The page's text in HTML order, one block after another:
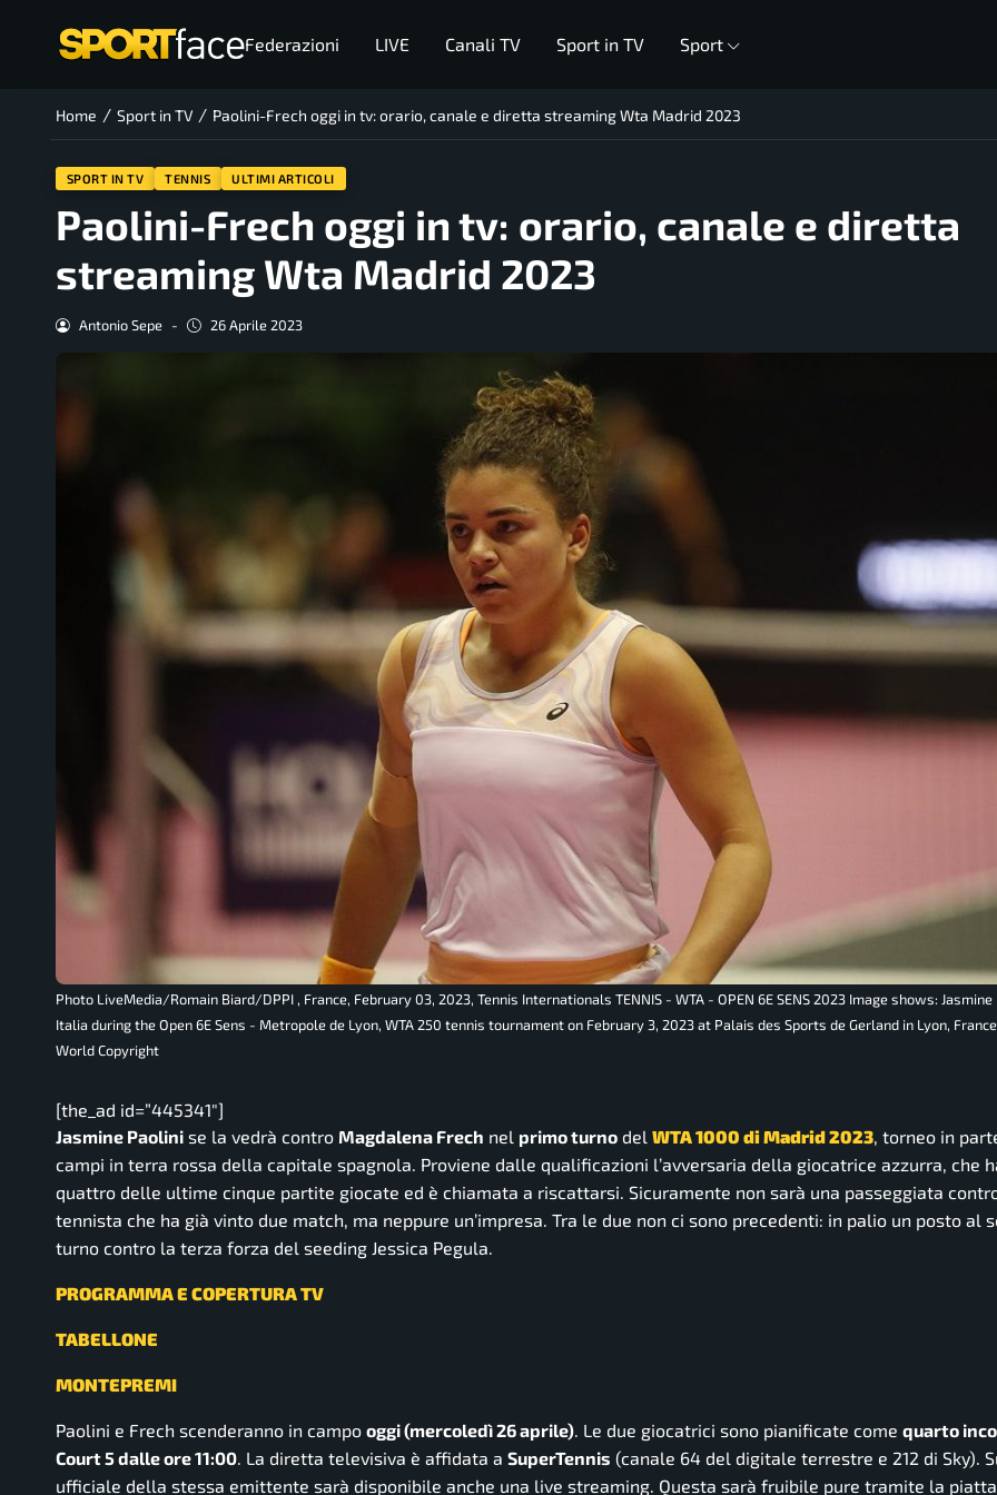
Federazioni LIVE Canali TV Sport in TV Sport
Home / Sport in TV / Paolini-Frech oggi in tv: orario, canale e diretta streaming Wta Madrid 2023
SPORT IN TV TENNIS ULTIMI ARTICOLI
Paolini-Frech oggi in tv: orario, canale e diretta
streaming Wta Madrid 2023
Antonio Sepe - 26 Aprile 2023
Photo LiveMedia/Romain Biard/DPPI , France, February 03, 2023, Tennis Internationals TENNIS - WTA - OPEN 6E SENS 2023 Image shows: Jasmine
Italia during the Open 6E Sens - Metropole de Lyon, WTA 250 tennis tournament on February 3, 2023 at Palais des Sports de Gerland in Lyon,
World Copyright
[the_ad id=”445341″]
Jasmine Paolini se la vedrà contro Magdalena Frech nel primo turno del WTA 1000 di Madrid 2023, torneo in
campi in terra rossa della capitale spagnola. Proviene dalle qualificazioni l’avversaria della giocatrice azzurra, che
quattro delle ultime cinque partite giocate ed è chiamata a riscattarsi. Sicuramente non sarà una passeggiata
tennista che ha già vinto due match, ma neppure un’impresa. Tra le due non ci sono precedenti: in palio un posto al
turno contro la terza forza del seeding Jessica Pegula.
PROGRAMMA E COPERTURA TV
TABELLONE
MONTEPREMI
Paolini e Frech scenderanno in campo oggi (mercoledì 26 aprile). Le due giocatrici sono pianificate come quarto
Court 5 dalle ore 11:00. La diretta televisiva è affidata a SuperTennis (canale 64 del digitale terrestre e 212 di Sky).
ufficiale della stessa emittente sarà disponibile anche una live streaming. Questa sarà fruibile pure tramite la